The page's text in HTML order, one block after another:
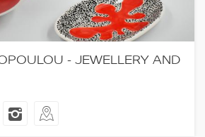
- JEWELLERY AND